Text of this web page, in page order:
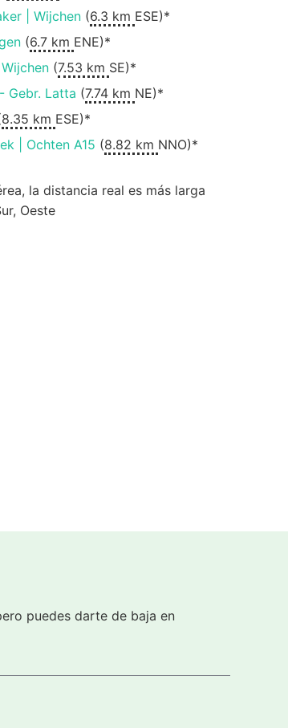
| Wijchen(6.3 km ESE)*
(6.7 km ENE)*
(7.53 km SE)*
Gebr. Latta (7.74 km NE)*
8.35 km ESE)*
| Ochten A15 (8.82 km NNO)*
la distancia real es más larga
Oeste
puedes darte de baja en